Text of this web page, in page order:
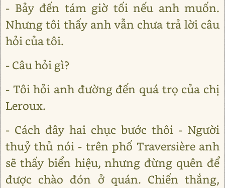
- Bảy đến tám giờ tối nếu anh muốn.
Nhưng tôi thấy anh vẫn chưa trả lời câu
hỏi của tôi.
- Câu hỏi gì?
- Tôi hỏi anh đường đến quá trọ của chị
Leroux.
- Cách đây hai chục bước thôi - Người
thuỷ thủ nói - trên phố Traversière anh
sẽ thấy biển hiệu, nhưng đừng quên để
được chào đón ở quán. Chiến thắng,